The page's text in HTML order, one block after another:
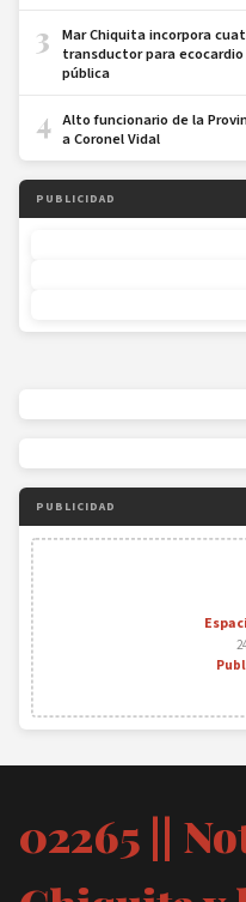
3
Mar Chiquita incorpora
transductor para
pública
4 Alto funcionario de la
a Coronel Vidal
PUBLICIDAD
PUBLICIDAD
02265 ||